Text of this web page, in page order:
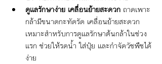
ดูแลรักษาง่าย เคลื่อนย้ายสะดวก ถาดเพาะ
กล้ามีขนาดกะทัดรัด เคลื่อนย้ายสะดวก
เหมาะสำหรับการดูแลรักษาต้นกล้าในช่วง
แรก ช่วยให้รดน้ำ ใส่ปุ๋ย และกำจัดวัชพืชได้
ง่าย